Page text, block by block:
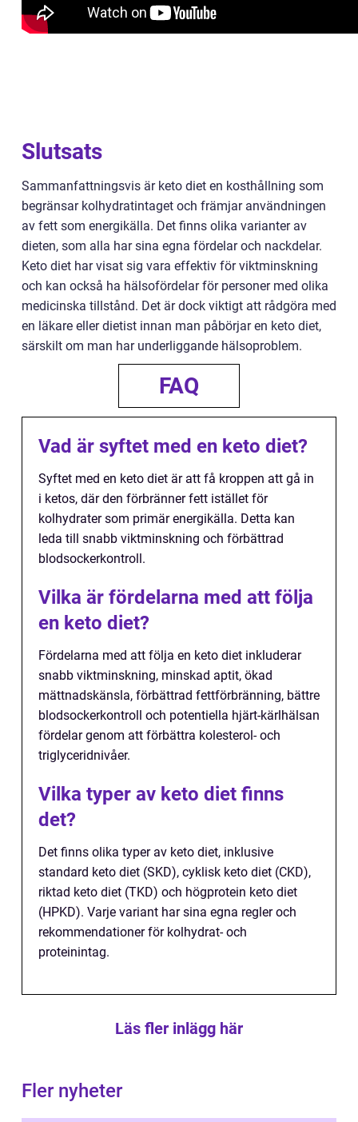
Slutsats
Sammanfattningsvis är keto diet en kosthållning som
begränsar kolhydratintaget och främjar användningen
av fett som energikälla. Det finns olika varianter av
dieten, som alla har sina egna fördelar och nackdelar.
Keto diet har visat sig vara effektiv för viktminskning
och kan också ha hälsofördelar för personer med olika
medicinska tillstånd. Det är dock viktigt att rådgöra med
en läkare eller dietist innan man påbörjar en keto diet,
särskilt om man har underliggande hälsoproblem.
FAQ
Vad är syftet med en keto diet?
Syftet med en keto diet är att få kroppen att gå in
i ketos, där den förbränner fett istället för
kolhydrater som primär energikälla. Detta kan
leda till snabb viktminskning och förbättrad
blodsockerkontroll.
Vilka är fördelarna med att följa
en keto diet?
Fördelarna med att följa en keto diet inkluderar
snabb viktminskning, minskad aptit, ökad
mättnadskänsla, förbättrad fettförbränning, bättre
blodsockerkontroll och potentiella hjärt-kärlhälsan
fördelar genom att förbättra kolesterol- och
triglyceridnivåer.
Vilka typer av keto diet finns
det?
Det finns olika typer av keto diet, inklusive
standard keto diet (SKD), cyklisk keto diet (CKD),
riktad keto diet (TKD) och högprotein keto diet
(HPKD). Varje variant har sina egna regler och
rekommendationer för kolhydrat- och
proteinintag.
Läs fler inlägg här
Fler nyheter